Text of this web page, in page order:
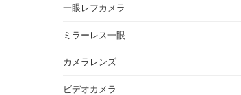
一眼レフカメラ
ミラーレス一眼
カメラレンズ
ビデオカメラ